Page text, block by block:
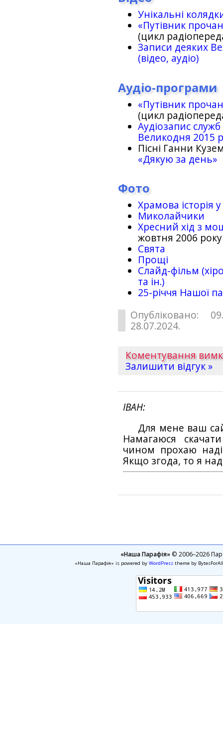
Унікальні
«Путівник
(цикл
Записи деяких
(відео, аудіо)
Аудіо-програми
«Путівник
(цикл
Аудіозапис
Великодня 2015
Пісні Ганни
«Дякую за день»
Фото
Храмова історія
Миколайчики
Хресний хід з
жовтня 2006 року
Свята
Прощі
Слайд-фільм
та ін.)
25-рiччя Нашої
Опубліковано:
28.07.2024.
Коментування
Залишити відгук »
ІВАН
Для мене ваш
Намагаюся
чином прохаю
Якщо згода, то я
«Наша Парафія»© 2006–2026
«Наша Парафія» is powered by WordPresstheme by